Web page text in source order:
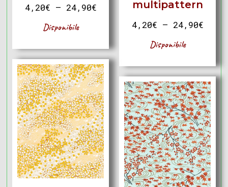
4,20€ – 24,90€
Disponibile
multipattern
4,20€ – 24,90€
Disponibile